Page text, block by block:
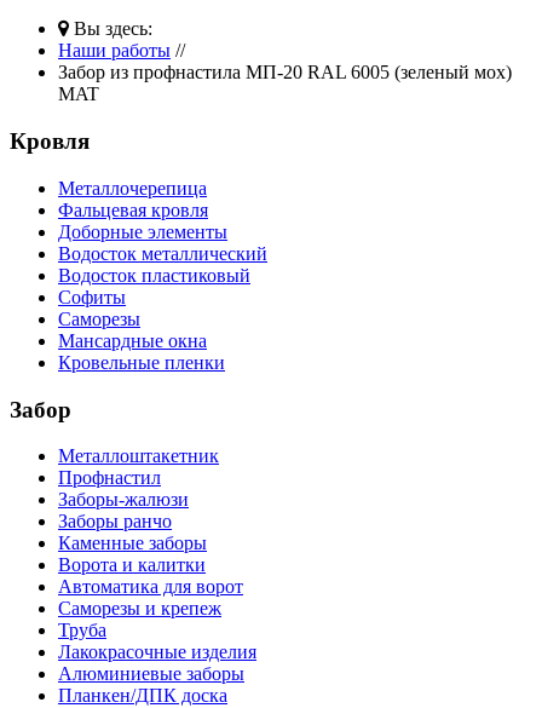
Вы здесь:
Наши работы //
Забор из профнастила МП-20 RAL 6005 (зеленый мох)
MAT
Кровля
Металлочерепица
Фальцевая кровля
Доборные элементы
Водосток металлический
Водосток пластиковый
Софиты
Саморезы
Мансардные окна
Кровельные пленки
Забор
Металлоштакетник
Профнастил
Заборы-жалюзи
Заборы ранчо
Каменные заборы
Ворота и калитки
Автоматика для ворот
Саморезы и крепеж
Труба
Лакокрасочные изделия
Алюминиевые заборы
Планкен/ДПК доска